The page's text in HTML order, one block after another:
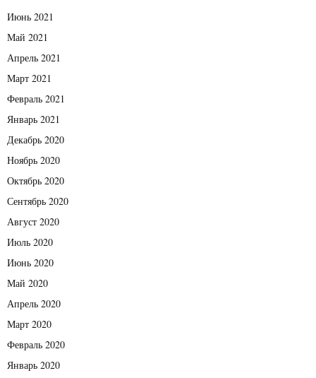
Июнь 2021
Май 2021
Апрель 2021
Март 2021
Февраль 2021
Январь 2021
Декабрь 2020
Ноябрь 2020
Октябрь 2020
Сентябрь 2020
Август 2020
Июль 2020
Июнь 2020
Май 2020
Апрель 2020
Март 2020
Февраль 2020
Январь 2020